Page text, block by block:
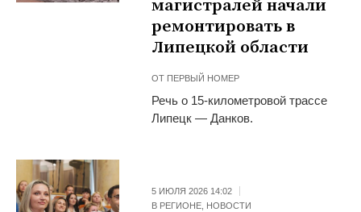
магистралей начали
ремонтировать в
Липецкой области
ОТ ПЕРВЫЙ НОМЕР
Речь о 15-километровой трассе
Липецк ― Данков.
5 ИЮЛЯ 2026 14:02
В РЕГИОНЕ, НОВОСТИ